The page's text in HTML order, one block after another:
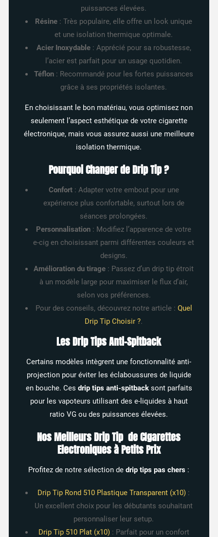
puissances élevées.
Résine : Très populaire, elle offre un look unique
et une isolation thermique optimale.
Acier Inoxydable: Apprécié pour sa robustesse,
l’acier est parfait pour un usage quotidien.
Téflon : Recommandé pour les fortes puissances
grâce à ses propriétés isolantes.
En choisissant le bon matériau, vous optimisez non
seulement l’aspect esthétique de votre cigarette
électronique, mais vous assurez aussi une meilleure
isolation thermique.
Pourquoi Changer de Drip Tip ?
Confort: Adapter votre embout pour une
expérience plus confortable, surtout lors de
séances prolongées.
Personnalisation : Modifiez l’apparence de votre
e-cig en choisissant parmi différentes couleurs et
designs.
Amélioration du tirage : Passez d’un drip tip étroit
à un modèle large pour maximiser le flux d’air,
selon vos préférences.
Pour des conseils, découvrez notre article : Quel
Drip Tip Choisir ?.
Les Drip Tips Anti-Spitback
Certains modèles intègrent une fonctionnalité anti-
projection pour éviter les éclaboussures de liquide
en bouche. Ces drip tips anti-spitbacksont parfaits
pour les vapoteurs utilisant des e-liquides à haut
ratio VG ou des puissances élevées.
Nos Meilleurs Drip Tip de CIgarettes
Electroniques à Petits Prix
Profitez de notre sélection dedrip tips pas chers :
Drip Tip Rond 510 Plastique Transparent (x10) :
Un excellent choix pour les débutants souhaitant
personnaliser leur setup.
Drip Tip 510 Plat (x10): Parfait pour un confort